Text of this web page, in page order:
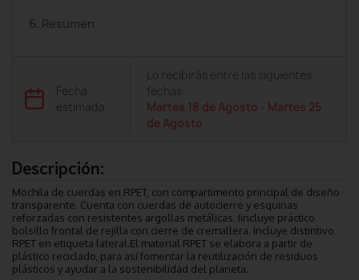
6. Resumen
Fecha
estimada
Lo recibirás entre las siguientes
fechas:
Martes 18 de Agosto - Martes 25
de Agosto
Descripción:
Mochila de cuerdas en RPET, con compartimento principal de diseño
transparente. Cuenta con cuerdas de autocierre y esquinas
reforzadas con resistentes argollas metálicas. Iincluye práctico
bolsillo frontal de rejilla con cierre de cremallera. Incluye distintivo
RPET en etiqueta lateral.El material RPET se elabora a partir de
plástico reciclado, para así fomentar la reutilización de residuos
plásticos y ayudar a la sostenibilidad del planeta.